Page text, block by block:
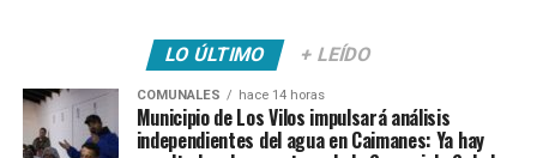
LO ÚLTIMO + LEÍDO
COMUNALES hace 14 horas
Municipio de Los Vilos impulsará análisis
independientes del agua en Caimanes: Ya hay